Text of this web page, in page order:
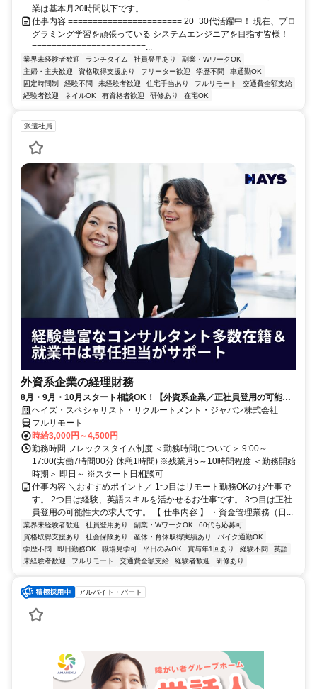
業は基本月20時間以下です。
仕事内容 ======================= 20−30代活躍中！ 現在、プロ
グラミング学習を頑張っている システムエンジニアを目指す皆様！
=======================...
業界未経験者歓迎 ランチタイム 社員登用あり
副業・WワークOK
主婦・主夫歓迎
資格取得支援あり フリーター歓迎 学歴不問
車通勤OK
固定時間制
経験不問 未経験者歓迎 住宅手当あり フルリモート
交通費全額支給
経験者歓迎
ネイルOK 有資格者歓迎 研修あり 在宅OK
派遣社員
外資系企業の経理財務
8月・9月・10月スタート相談OK！【外資系企業／正社員登用の可能性
大／700万～800万／リモート勤務OK】経理財務
ヘイズ・スペシャリスト・リクルートメント・ジャパン株式会社
フルリモート
時給3,000円～4,500円
勤務時間 フレックスタイム制度 ＜勤務時間について＞ 9:00～
17:00(実働7時間00分 休憩1時間) ※残業月5～10時間程度 ＜勤務開始
時期＞ 即日～ ※スタート日相談可
仕事内容 ＼おすすめポイント／ 1つ目はリモート勤務OKのお仕事で
す。 2つ目は経験、英語スキルを活かせるお仕事です。 3つ目は正社
員登用の可能性大の求人です。 【 仕事内容 】 ・資金管理業務（日...
業界未経験者歓迎 社員登用あり 副業・WワークOK
60代も応募可
資格取得支援あり
社会保険あり 産休・育休取得実績あり
バイク通勤OK
学歴不問
即日勤務OK 職場見学可 平日のみOK 賞与年1回あり 経験不問
英語
未経験者歓迎
フルリモート 交通費全額支給 経験者歓迎 研修あり
アルバイト・パート